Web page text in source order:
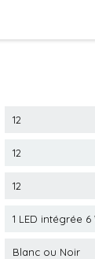
12
12
12
1 LED intégrée
Blanc ou Noir